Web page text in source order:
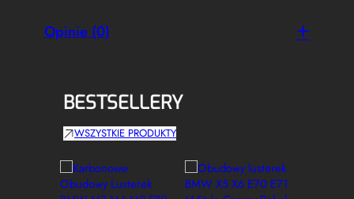
Opinie (0)
BESTSELLERY
WSZYSTKIE PRODUKTY